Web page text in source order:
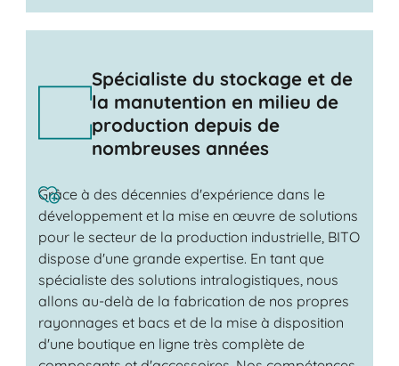
Spécialiste du stockage et de
la manutention en milieu de
production depuis de
nombreuses années
Grâce à des décennies d'expérience dans le
développement et la mise en œuvre de solutions
pour le secteur de la production industrielle, BITO
dispose d'une grande expertise. En tant que
spécialiste des solutions intralogistiques, nous
allons au-delà de la fabrication de nos propres
rayonnages et bacs et de la mise à disposition
d'une boutique en ligne très complète de